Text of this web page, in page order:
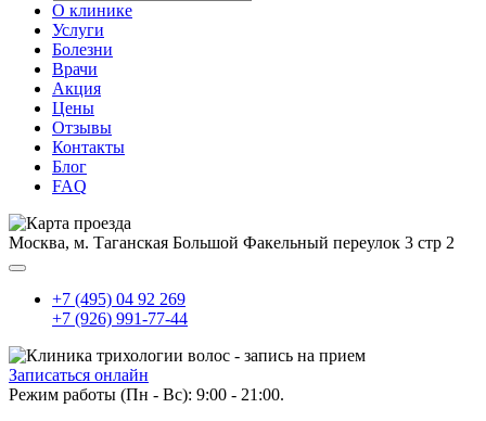
О клинике
Услуги
Болезни
Врачи
Акция
Цены
Отзывы
Контакты
Блог
FAQ
Москва, м. Таганская Большой Факельный переулок 3 стр 2
+7 (495) 04 92 269
+7 (926) 991-77-44
Записаться онлайн
Режим работы (Пн - Вс): 9:00 - 21:00.